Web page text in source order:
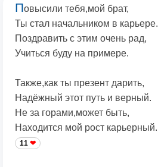
Повысили тебя,мой брат,
Ты стал начальником в карьере.
Поздравить с этим очень рад,
Учиться буду на примере.
Также,как ты презент дарить,
Надёжный этот путь и верный.
Не за горами,может быть,
Находится мой рост карьерный.
11